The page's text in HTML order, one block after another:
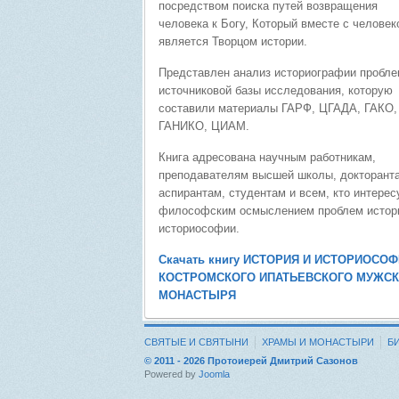
посредством поиска путей возвращения
человека к Богу, Который вместе с
является Творцом истории.
Представлен анализ историографии
источниковой базы исследования, которую
составили материалы ГАРФ, ЦГАДА, ГАКО,
ГАНИКО, ЦИАМ.
Книга адресована научным работникам,
преподавателям высшей школы,
аспирантам, студентам и всем, кто
философским осмыслением проблем
историософии.
Скачать книгу ИСТОРИЯ И
КОСТРОМСКОГО ИПАТЬЕВСКОГО
МОНАСТЫРЯ
СВЯТЫЕ И СВЯТЫНИ ХРАМЫ И МОНАСТЫРИ
© 2011 - 2026 Протоиерей Дмитрий Сазонов
Powered by Joomla